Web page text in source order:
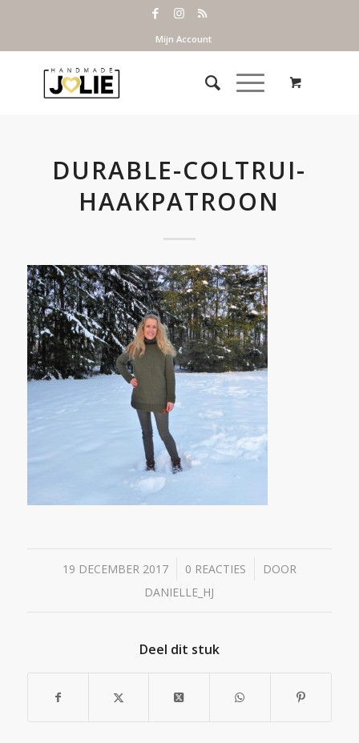
Mijn Account
DURABLE-COLTRUI-
HAAKPATROON
19 DECEMBER 2017
/ 0 REACTIES
/
DOOR
DANIELLE_HJ
Deel dit stuk